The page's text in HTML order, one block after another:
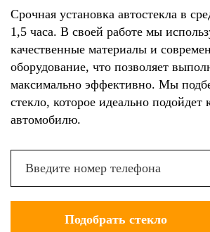
Срочная установка автостекла в
1,5 часа. В своей работе мы
качественные материалы и
оборудование, что позволяет
максимально эффективно. Мы
стекло, которое идеально подойдет
автомобилю.